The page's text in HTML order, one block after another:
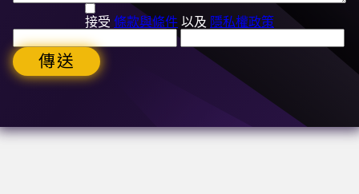
接受 條款與條件 以及 隱私權政策
傳送